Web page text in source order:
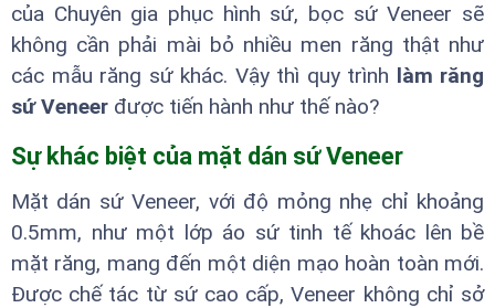
của Chuyên gia phục hình sứ, bọc sứ Veneer sẽ
không cần phải mài bỏ nhiều men răng thật như
các mẫu răng sứ khác. Vậy thì quy trình làm răng
sứ Veneer được tiến hành như thế nào?
Sự khác biệt của mặt dán sứ Veneer
Mặt dán sứ Veneer, với độ mỏng nhẹ chỉ khoảng
0.5mm, như một lớp áo sứ tinh tế khoác lên bề
mặt răng, mang đến một diện mạo hoàn toàn mới.
Được chế tác từ sứ cao cấp, Veneer không chỉ sở